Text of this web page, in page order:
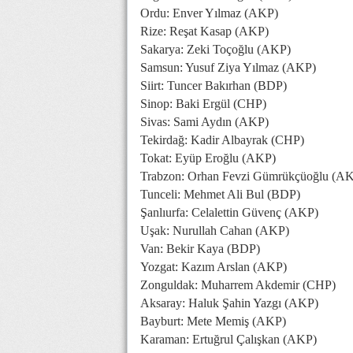
Ordu: Enver Yılmaz (AKP)
Rize: Reşat Kasap (AKP)
Sakarya: Zeki Toçoğlu (AKP)
Samsun: Yusuf Ziya Yılmaz (AKP)
Siirt: Tuncer Bakırhan (BDP)
Sinop: Baki Ergül (CHP)
Sivas: Sami Aydın (AKP)
Tekirdağ: Kadir Albayrak (CHP)
Tokat: Eyüp Eroğlu (AKP)
Trabzon: Orhan Fevzi Gümrükçüoğlu
Tunceli: Mehmet Ali Bul (BDP)
Şanlıurfa: Celalettin Güvenç (AKP)
Uşak: Nurullah Cahan (AKP)
Van: Bekir Kaya (BDP)
Yozgat: Kazım Arslan (AKP)
Zonguldak: Muharrem Akdemir (CHP)
Aksaray: Haluk Şahin Yazgı (AKP)
Bayburt: Mete Memiş (AKP)
Karaman: Ertuğrul Çalışkan (AKP)